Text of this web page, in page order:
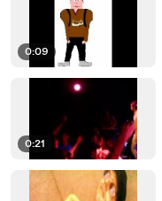
0:09
0:21